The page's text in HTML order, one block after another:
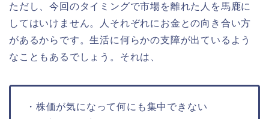
ただし、今回のタイミングで市場を離れた人を馬鹿に
してはいけません。人それぞれにお金との向き合い方
があるからです。生活に何らかの支障が出ているよう
なこともあるでしょう。それは、
・株価が気になって何にも集中できない